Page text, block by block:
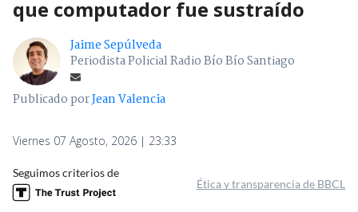
que computador fue sustraído
Jaime Sepúlveda
Periodista Policial Radio Bío Bío Santiago
Publicado porJean Valencia
Viernes 07 Agosto, 2026 | 23:33
Seguimos criterios de
Ética y transparencia de BBCL